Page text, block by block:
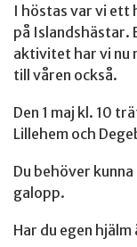
I höstas var vi ett
på Islandshästar.
aktivitet har vi nu
till våren också.
Den 1 maj kl. 10
Lillehem och
Du behöver
galopp.
Har du egen